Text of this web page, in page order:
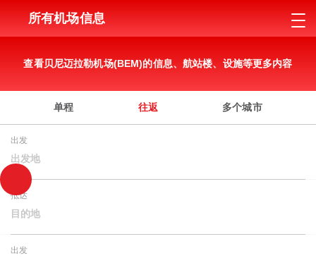
所有机场信息
查看贝尼迈拉勒机场(BEM)的信息、航站楼、设施等更多内容
单程 往返 多个城市
出发
出发地
抵达
目的地
出发